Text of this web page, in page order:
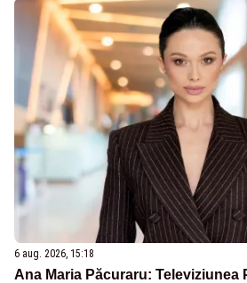
6 aug. 2026, 15:18
Ana Maria Păcuraru: